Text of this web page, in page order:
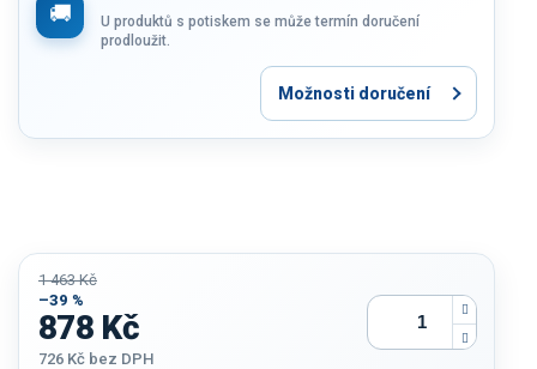
U produktů s potiskem se může termín doručení
prodloužit.
Možnosti doručení
1 463 Kč
–39 %
878 Kč
726 Kč bez DPH